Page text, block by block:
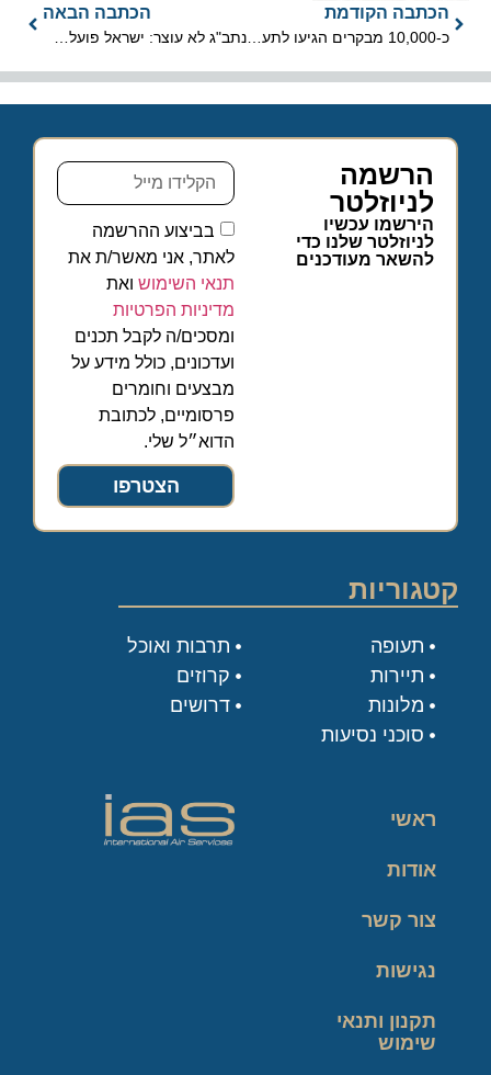
הכתבה הקודמת
כ-10,000 מבקרים הגיעו לתערוכת התיירות הבינלאומית 2025 IMTM
הכתבה הבאה
נתב"ג לא עוצר: ישראל פועלת להשבת הטיסות של החברות הזרות
הרשמה
לניוזלטר
הירשמו עכשיו
לניוזלטר שלנו כדי
להשאר מעודכנים
בביצוע ההרשמה
לאתר, אני מאשר/ת את
תנאי השימושואת
מדיניות הפרטיות
ומסכים/ה לקבל תכנים
ועדכונים, כולל מידע על
מבצעים וחומרים
פרסומיים, לכתובת
הדוא״ל שלי.
הצטרפו
קטגוריות
תעופה
תיירות
מלונות
סוכני נסיעות
תרבות ואוכל
קרוזים
דרושים
ראשי
אודות
צור קשר
נגישות
תקנון ותנאי
שימוש